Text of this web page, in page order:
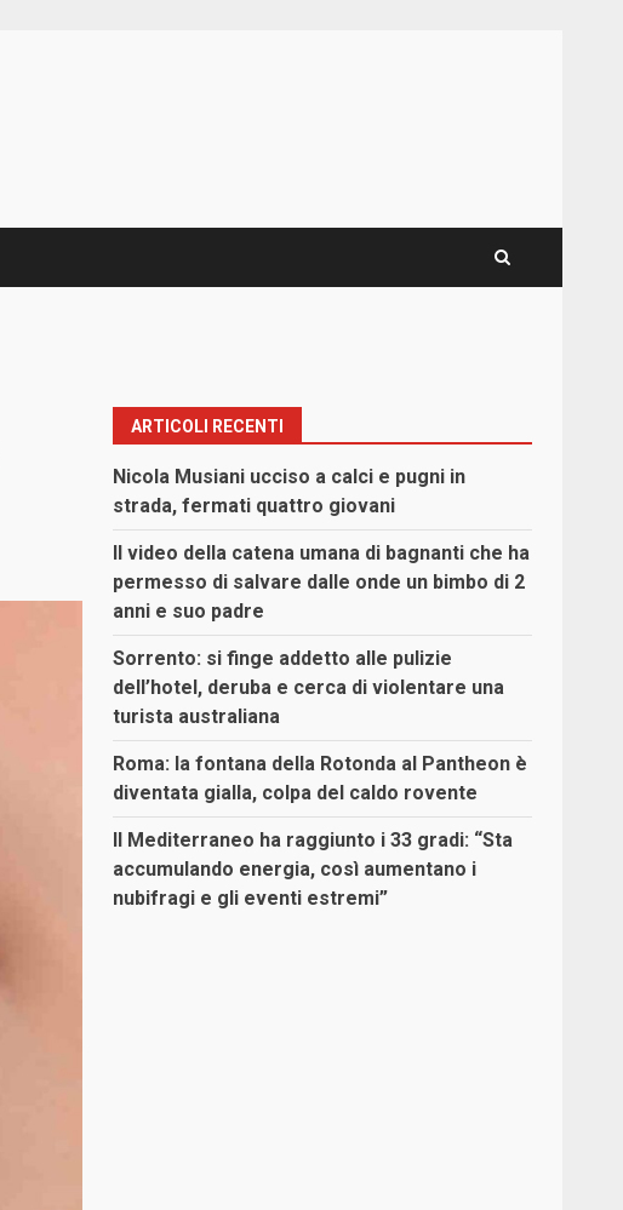
ARTICOLI RECENTI
Nicola Musiani ucciso a calci e pugni in
strada, fermati quattro giovani
Il video della catena umana di bagnanti che ha
permesso di salvare dalle onde un bimbo di 2
anni e suo padre
Sorrento: si finge addetto alle pulizie
dell’hotel, deruba e cerca di violentare una
turista australiana
Roma: la fontana della Rotonda al Pantheon è
diventata gialla, colpa del caldo rovente
Il Mediterraneo ha raggiunto i 33 gradi: “Sta
accumulando energia, così aumentano i
nubifragi e gli eventi estremi”